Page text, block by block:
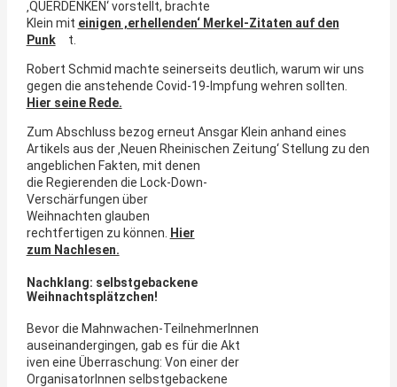
‚QUERDENKEN‘ vorstellt, brachte
Klein mit einigen ‚erhellenden‘ Merkel-Zitaten auf den
Punk
t.
Robert Schmid machte seinerseits deutlich, warum wir uns
gegen die anstehende Covid-19-Impfung wehren sollten.
Hier seine Rede.
Zum Abschluss bezog erneut Ansgar Klein anhand eines
Artikels aus der ‚Neuen Rheinischen Zeitung‘ Stellung zu den
angeblichen Fakten, mit denen
die Regierenden die Lock-Down-
Verschärfungen über
Weihnachten glauben
rechtfertigen zu können. Hier
zum Nachlesen.
Nachklang: selbstgebackene
Weihnachtsplätzchen!
Bevor die Mahnwachen-TeilnehmerInnen
auseinandergingen, gab es für die Akt
iven eine Überraschung: Von einer der
OrganisatorInnen selbstgebackene